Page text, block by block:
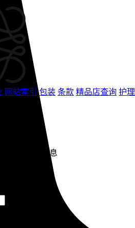
网站索引 包装 条款 精品店查询 护
感的最新信息